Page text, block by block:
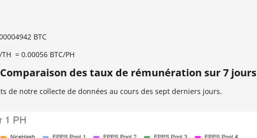
BTC
= 0.00056 BTC/PH
Comparaison des taux de rémunération sur 7 jours
de notre collecte de données au cours des sept derniers jours.